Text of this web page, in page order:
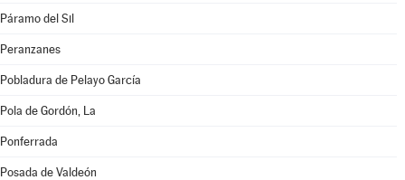
Páramo del Sil
Peranzanes
Pobladura de Pelayo García
Pola de Gordón, La
Ponferrada
Posada de Valdeón